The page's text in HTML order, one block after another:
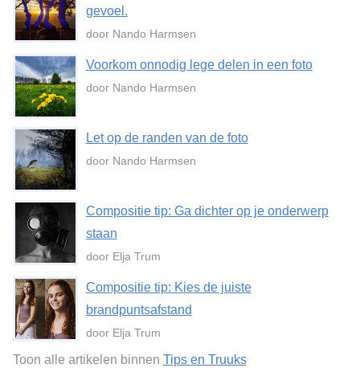
gevoel.
door Nando Harmsen
Voorkom onnodig lege delen in een foto
door Nando Harmsen
Let op de randen van de foto
door Nando Harmsen
Compositie tip: Ga dichter op je onderwerp
staan
door Elja Trum
Compositie tip: Kies de juiste
brandpuntsafstand
door Elja Trum
Toon alle artikelen binnen Tips en Truuks